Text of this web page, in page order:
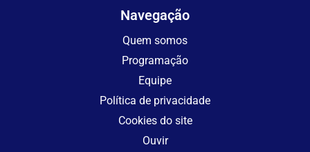
Navegação
Quem somos
Programação
Equipe
Política de privacidade
Cookies do site
Ouvir